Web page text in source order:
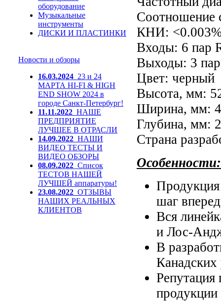
оборудование
Музыкальные
инструменты
ДИСКИ И ПЛАСТИНКИ
Новости и обзоры
16.03.2024 23 и 24
МАРТА HI-FI & HIGH
END SHOW 2024 в
городе Санкт-Петербург!
11.11.2022 НАШЕ
ПРЕДПРИЯТИЕ
ЛУЧШЕЕ В ОТРАСЛИ
14.09.2022 НАШИ
ВИДЕО ТЕСТЫ И
ВИДЕО ОБЗОРЫ
08.09.2022 Список
ТЕСТОВ НАШЕЙ
ЛУЧШЕЙ аппаратуры!
23.08.2022 ОТЗЫВЫ
НАШИХ РЕАЛЬНЫХ
КЛИЕНТОВ
Соотношение
КНИ:
Входы: 6 пар
Выходы: 3
Цвет: черный
Высота, мм:
Ширина, мм:
Глубина, мм:
Страна
Особенности:
шаг
Вся
и Лос-
В